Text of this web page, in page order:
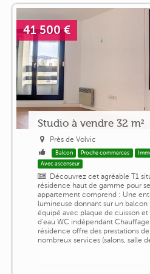
41 500 €
Studio à vendre 32 m²
Près de Volvic
Balcon Proche commerces
Avec ascenseur
Découvrez cet agréable T1
résidence haut de gamme pour
appartement comprend : Une
lumineuse donnant sur un
équipé avec plaque de cuisson
d'eau WC indépendant
résidence offre des prestations
nombreux services (salons, salle